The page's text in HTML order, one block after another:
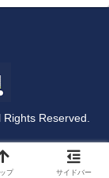
Reserved.
プ サイドバー